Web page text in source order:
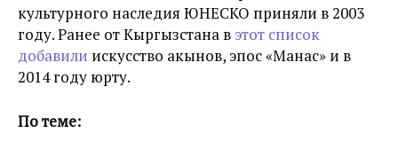
культурного наследия ЮНЕСКО приняли в 2003
году. Ранее от Кыргызстана в этот список
добавили искусство акынов, эпос «Манас» и в
2014 году юрту.
По теме: